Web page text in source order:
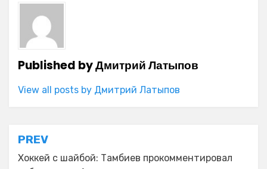
Published byДмитрий Латыпов
View all posts by Дмитрий Латыпов
Навигация
по
PREV
Хоккей с шайбой: Тамбиев прокомментировал